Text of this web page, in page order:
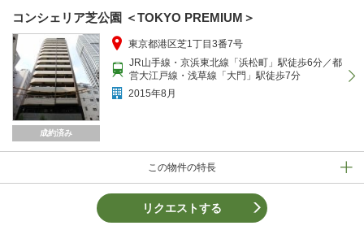
コンシェリア芝公園 ＜TOKYO PREMIUM＞
成約済み
この物件の特長
東京都港区芝1丁目3番7号
JR山手線・京浜東北線「浜松町」駅徒歩6分／都
営大江戸線・浅草線「大門」駅徒歩7分
2015年8月
リクエストする